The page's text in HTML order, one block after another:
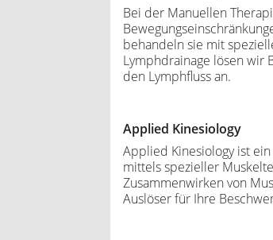
Bei der Manuellen
behandeln sie mit
Lymphdrainage lösen wir
den Lymphfluss an.
Applied Kinesiology
Applied Kinesiology ist
mittels spezieller
Zusammenwirken von
Auslöser für Ihre